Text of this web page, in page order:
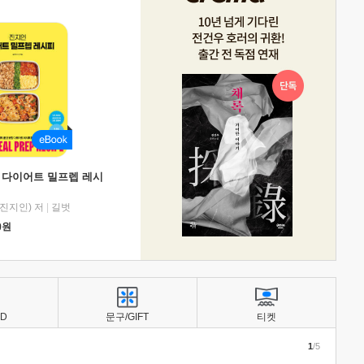
이어트 밀프렙 레시
지인) 저
길벗
원
1/5
문구/GIFT 티켓